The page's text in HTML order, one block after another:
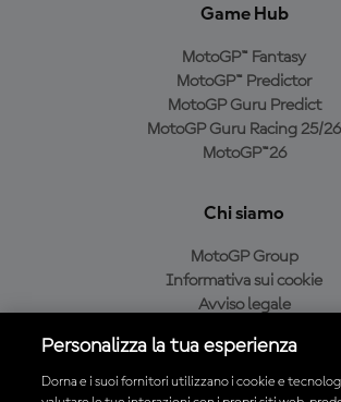
Game Hub
MotoGP™ Fantasy
MotoGP™ Predictor
MotoGP Guru Predict
MotoGP Guru Racing 25/26
MotoGP™26
Chi siamo
MotoGP Group
Informativa sui cookie
Avviso legale
Condizioni di acquisto
Personalizza la tua esperienza
Dorna e i suoi fornitori utilizzano i cookie e